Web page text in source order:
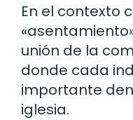
En el contexto
unión de la
donde cada
importante
iglesia.